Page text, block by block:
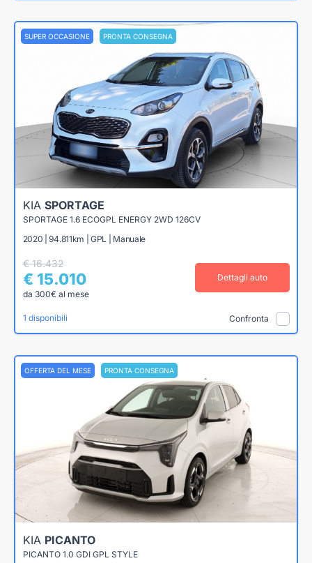
SUPER OCCASIONE PRONTA CONSEGNA
KIA SPORTAGE
SPORTAGE 1.6 ECOGPL ENERGY 2WD 126CV
2020 | 94.811km | GPL | Manuale
€ 16.432
€ 15.010
da 300€ al mese
Dettagli auto
1 disponibili Confronta
OFFERTA DEL MESE PRONTA CONSEGNA
KIA PICANTO
PICANTO 1.0 GDI GPL STYLE